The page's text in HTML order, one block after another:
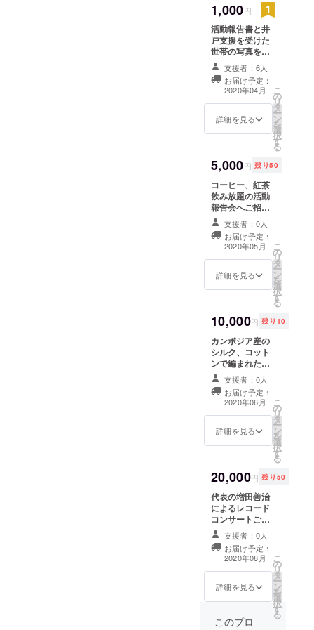
1,000円
活動報告書と井
戸支援を受けた
世帯の写真を
セットでお送り
します。 データ
または紙媒体ど
ちらのお渡しも
承っておりま
す。ご希望があ
の場合はPDF
データでのお渡
しになります。
支援者：6人
お届け予定：
2020年04月
詳細を見る
こ
の
リ
タ
ー
ン
を
選
択
す
る
5,000円 残り50
コーヒー、紅茶
飲み放題の活動
報告会へご招待
（名古屋開催：
2020年5月予
定） ※交通費、
宿泊費は別途ご
用意ください。
支援者：0人
お届け予定：
2020年05月
詳細を見る
こ
の
リ
タ
ー
ン
を
選
択
す
る
10,000円 残り10
カンボジア産の
シルク、コット
ンで編まれた布
製品（ストール
などを予定）
支援者：0人
お届け予定：
2020年06月
詳細を見る
こ
の
リ
タ
ー
ン
を
選
択
す
る
20,000円 残り50
代表の増田善治
によるレコード
コンサートご招
待（名古屋開
催：2020年夏頃
を予定） ※交通
費、宿泊費は別
途ご用意くださ
い。
支援者：0人
お届け予定：
2020年08月
詳細を見る
こ
の
リ
タ
ー
ン
を
選
択
す
る
このプロ